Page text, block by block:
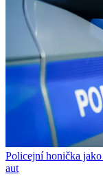
Policejní honička
aut